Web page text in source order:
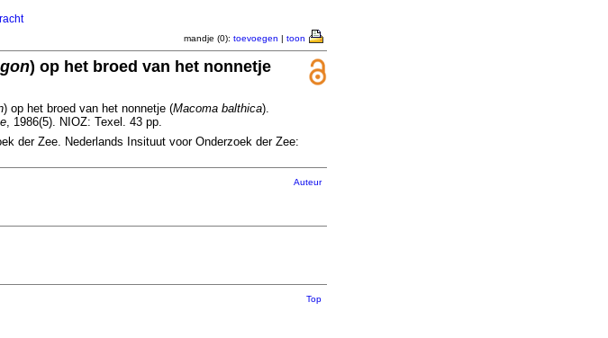
mandje (0): toevoegen | toon
) op het broed van het nonnetje
) op het broed van het nonnetje (Macoma balthica).
, 1986(5). NIOZ: Texel. 43 pp.
der Zee. Nederlands Insituut voor Onderzoek der Zee:
Auteur
Top